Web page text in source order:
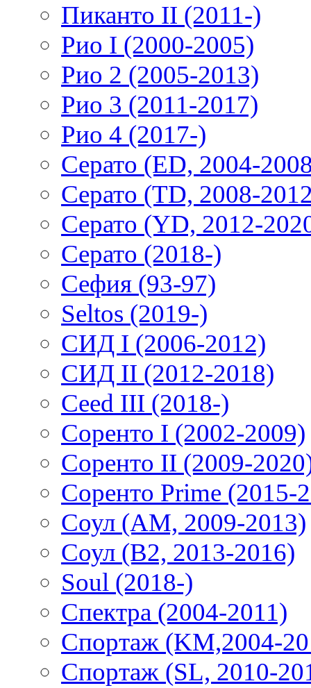
Пиканто II (2011-)
Рио I (2000-2005)
Рио 2 (2005-2013)
Рио 3 (2011-2017)
Рио 4 (2017-)
Серато (ED, 2004-
Серато (TD, 2008-
Серато (YD, 2012-
Серато (2018-)
Сефия (93-97)
Seltos (2019-)
СИД I (2006-2012)
СИД II (2012-2018)
Ceed III (2018-)
Соренто I (2002-2009)
Соренто II (2009-
Соренто Prime (2015-
Соул (AM, 2009-2013)
Соул (B2, 2013-2016)
Soul (2018-)
Спектра (2004-2011)
Спортаж (KM,2004-
Спортаж (SL, 2010-